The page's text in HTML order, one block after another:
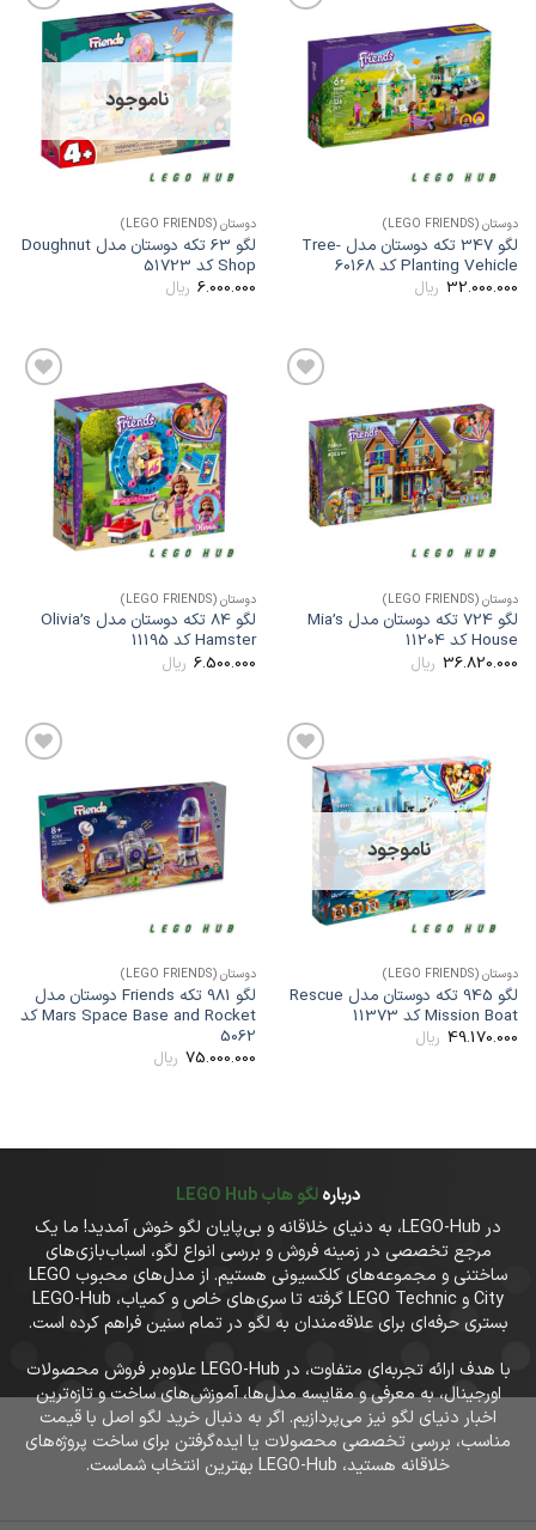
افزودن
علاقه
مندی
ها
دوستان (LEGO FRIENDS)
لگو 347 تکه دوستان مدل Tree-
Planting Vehicle کد 60168
32.000.000 ریال
افزودن
به
علاقه
مندی
ناموجود
دوستان (LEGO FRIENDS)
لگو 63 تکه دوستان مدل Doughnut
Shop کد 51723
6.000.000 ریال
افزودن
علاقه
مندی
ها
دوستان (LEGO FRIENDS)
لگو 724 تکه دوستان مدل Mia’s
House کد 11204
36.820.000 ریال
افزودن
به
علاقه
مندی
ها
دوستان (LEGO FRIENDS)
لگو 84 تکه دوستان مدل Olivia’s
Hamster کد 11195
6.500.000 ریال
افزودن
به
علاقه
مندی
ها
ناموجود
دوستان (LEGO FRIENDS)
لگو 945 تکه دوستان مدل Rescue
Mission Boat کد 11373
49.170.000 ریال
افزودن
علاقه
مندی
ها
دوستان (LEGO FRIENDS)
لگو 981 تکه Friends دوستان مدل
Mars Space Base and Rocket کد
5062
75.000.000 ریال
دربارهلگو هاب LEGO Hub
در LEGO-Hub، به دنیای خلاقانه و بی‌پایان لگو خوش آمدید! ما یک
مرجع تخصصی در زمینه فروش و بررسی انواع لگو، اسباب‌بازی‌های
ساختنی و مجموعه‌های کلکسیونی هستیم. از مدل‌های محبوب LEGO
City و LEGO Technic گرفته تا سری‌های خاص و کمیاب، LEGO-Hub
بستری حرفه‌ای برای علاقه‌مندان به لگو در تمام سنین فراهم کرده است.
با هدف ارائه تجربه‌ای متفاوت، در LEGO-Hub علاوه‌بر فروش محصولات
اورجینال، به معرفی و مقایسه مدل‌ها، آموزش‌های ساخت و تازه‌ترین
اخبار دنیای لگو نیز می‌پردازیم. اگر به دنبال خرید لگو اصل با قیمت
مناسب، بررسی تخصصی محصولات یا ایده‌گرفتن برای ساخت پروژه‌های
خلاقانه هستید، LEGO-Hub بهترین انتخاب شماست.